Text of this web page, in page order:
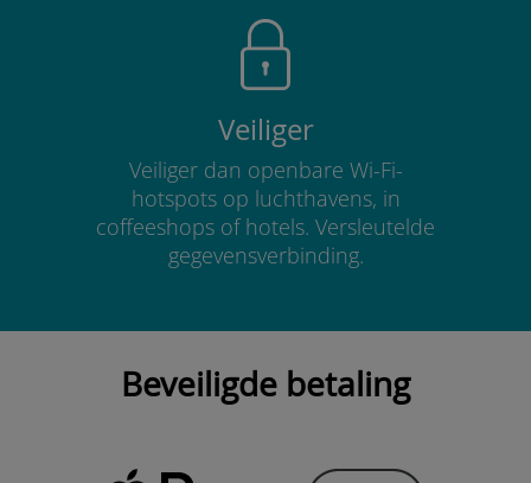
Veiliger
Veiliger dan openbare Wi-Fi-
hotspots op luchthavens, in
coffeeshops of hotels. Versleutelde
gegevensverbinding.
Beveiligde betaling